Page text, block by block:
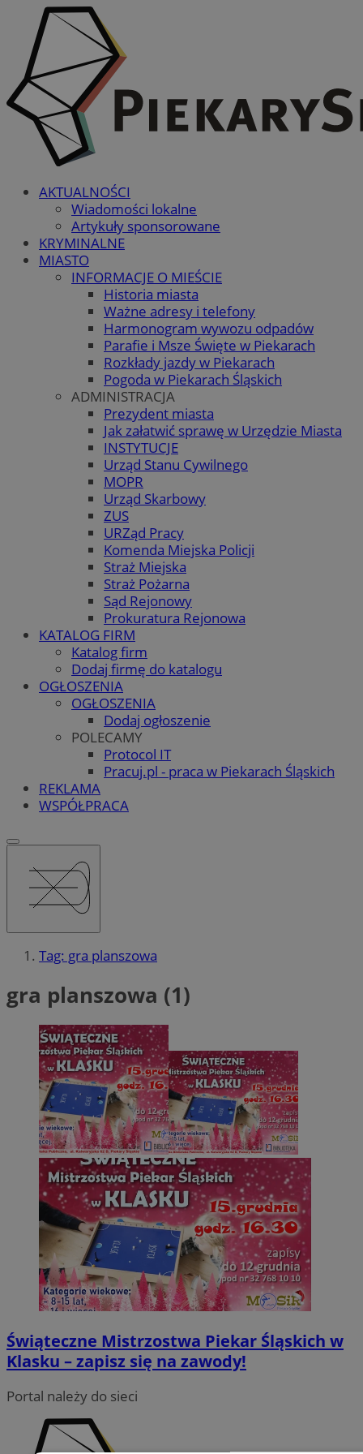
AKTUALNOŚCI
Wiadomości lokalne
Artykuły sponsorowane
KRYMINALNE
MIASTO
INFORMACJE O MIEŚCIE
Historia miasta
Ważne adresy i telefony
Harmonogram wywozu odpadów
Parafie i Msze Święte w Piekarach
Rozkłady jazdy w Piekarach
Pogoda w Piekarach Śląskich
ADMINISTRACJA
Prezydent miasta
Jak załatwić sprawę w Urzędzie Miasta
INSTYTUCJE
Urząd Stanu Cywilnego
MOPR
Urząd Skarbowy
ZUS
URZąd Pracy
Komenda Miejska Policji
Straż Miejska
Straż Pożarna
Sąd Rejonowy
Prokuratura Rejonowa
KATALOG FIRM
Katalog firm
Dodaj firmę do katalogu
OGŁOSZENIA
OGŁOSZENIA
Dodaj ogłoszenie
POLECAMY
Protocol IT
Pracuj.pl - praca w Piekarach Śląskich
REKLAMA
WSPÓŁPRACA
Tag: gra planszowa
gra planszowa (1)
Świąteczne Mistrzostwa Piekar Śląskich w
Klasku – zapisz się na zawody!
Portal należy do sieci